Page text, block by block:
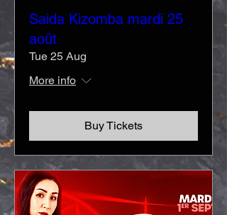
Saida Kizomba mardi 25
août
Tue 25 Aug
More info
Buy Tickets